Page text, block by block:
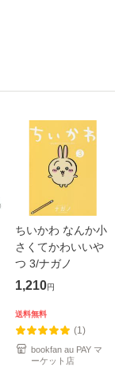
ちいかわ なんか小
さくてかわいいや
つ 3/ナガノ
1,210円
送料無料
(1)
bookfan au PAY マ
ーケット店